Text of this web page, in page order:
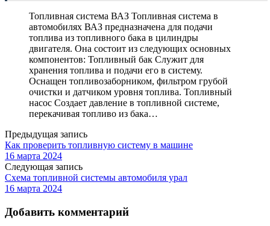
Топливная система ВАЗ Топливная система в
автомобилях ВАЗ предназначена для подачи
топлива из топливного бака в цилиндры
двигателя. Она состоит из следующих основных
компонентов: Топливный бак Служит для
хранения топлива и подачи его в систему.
Оснащен топливозаборником, фильтром грубой
очистки и датчиком уровня топлива. Топливный
насос Создает давление в топливной системе,
перекачивая топливо из бака…
Предыдущая запись
Как проверить топливную систему в машине
16 марта 2024
Следующая запись
Схема топливной системы автомобиля урал
16 марта 2024
Добавить комментарий